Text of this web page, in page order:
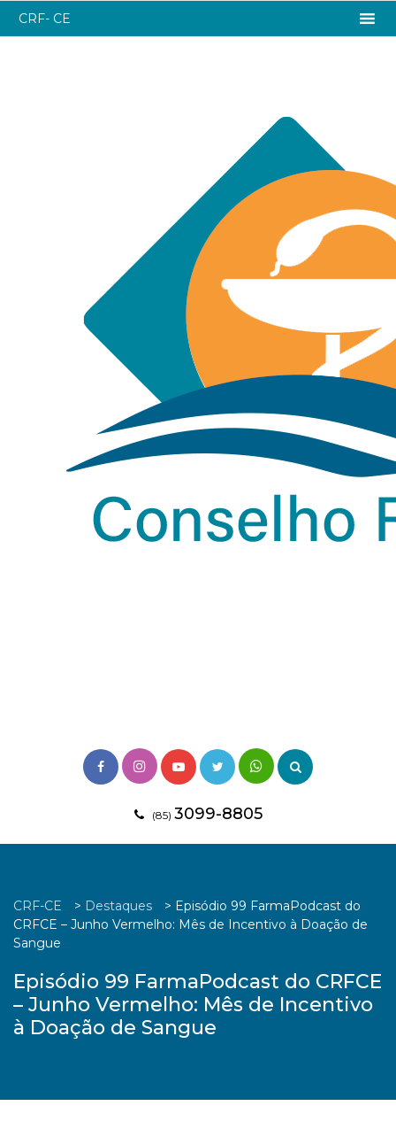
(85) 3099-8805
CRF- CE
CRF-CE > Destaques > Episódio 99 FarmaPodcast do
CRFCE – Junho Vermelho: Mês de Incentivo à Doação de
Sangue
Episódio 99 FarmaPodcast do CRFCE
– Junho Vermelho: Mês de Incentivo
à Doação de Sangue